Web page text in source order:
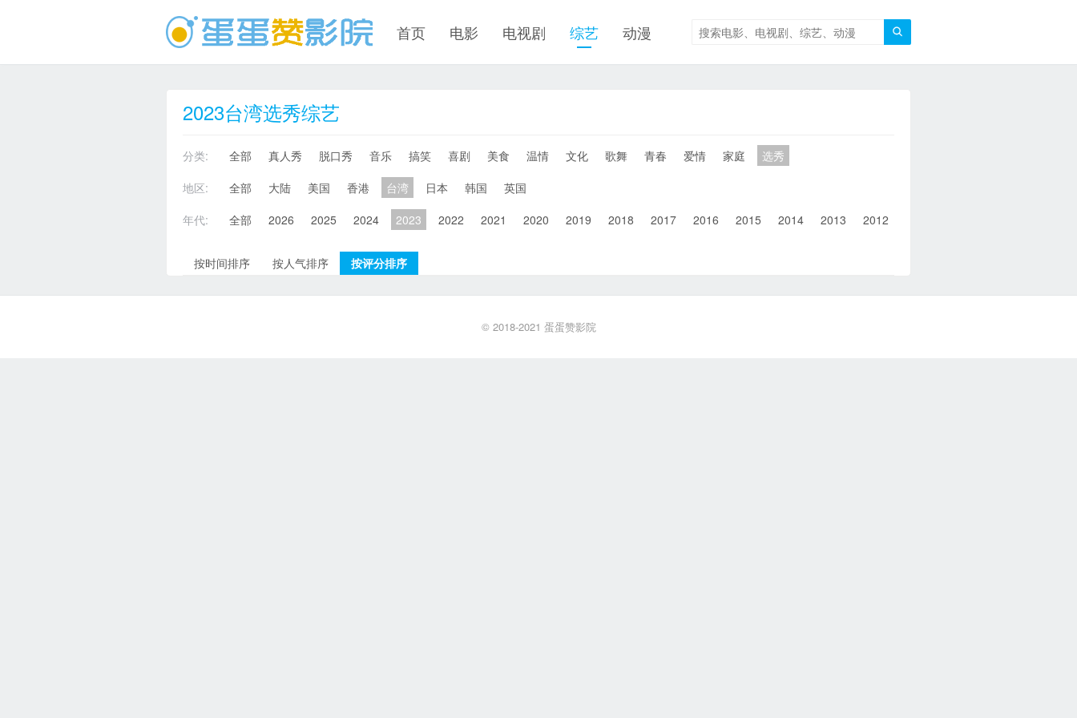

首页 电影 电视剧 综艺 动漫
2023台湾选秀综艺
分类: 全部 真人秀 脱口秀 音乐 搞笑 喜剧 美食 温情 文化 歌舞 青春 爱情 家庭
选秀
地区:
全部 大陆 美国 香港 台湾 日本 韩国
英国
年代:
全部 2026 2025 2024 2023 2022 2021 2020 2019 2018 2017 2016 2015 2014 2013 2012
按时间排序 按人气排序 按评分排序
© 2018-2021 蛋蛋赞影院